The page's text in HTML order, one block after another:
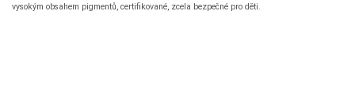
vysokým obsahem pigmentů, certifikované, zcela bezpečné pro děti.